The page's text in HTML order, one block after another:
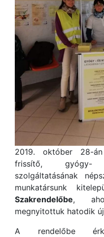
2019. október 28-
frissítő, gyógy-
szolgáltatásának
munkatársunk
Szakrendelőbe,
megnyitottuk hatodik
A rendelőbe